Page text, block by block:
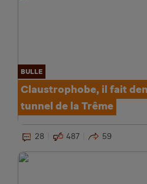
BULLE
Claustrophobe, il fait
tunnel de la Trême
28 487 59